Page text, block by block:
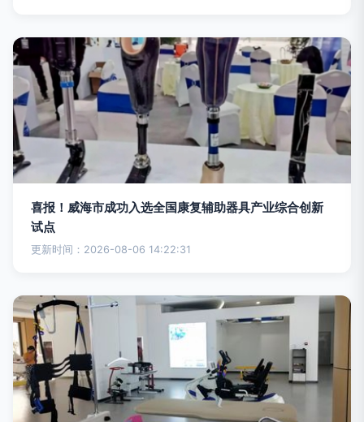
喜报！威海市成功入选全国康复辅助器具产业综合创新
试点
更新时间：2026-08-06 14:22:31